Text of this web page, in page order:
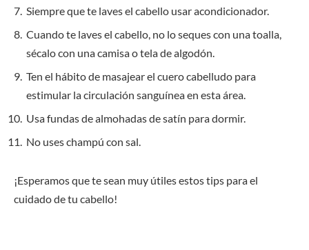
Siempre que te laves el cabello usar acondicionador.
Cuando te laves el cabello, no lo seques con una toalla,
sécalo con una camisa o tela de algodón.
Ten el hábito de masajear el cuero cabelludo para
estimular la circulación sanguínea en esta área.
Usa fundas de almohadas de satín para dormir.
No uses champú con sal.
¡Esperamos que te sean muy útiles estos tips para el
cuidado de tu cabello!